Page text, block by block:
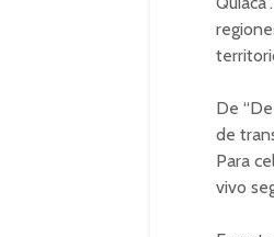
De
de
Para
vivo